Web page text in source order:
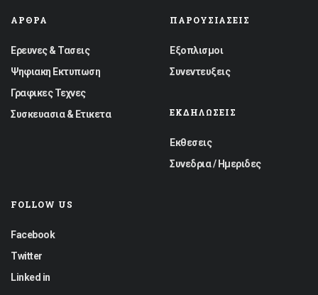
ΆΡΘΡΑ
Ερευνες & Τασεις
Ψηφιακη Εκτυπωση
Γραφικες Τεχνες
Συσκευασια & Ετικετα
ΠΑΡΟΥΣΙΆΣΕΙΣ
Εξοπλισμοι
Συνεντευξεις
ΕΚΔΗΛΏΣΕΙΣ
Εκθεσεις
Συνεδρια / Ημεριδες
FOLLOW US
Facebook
Twitter
Linked in